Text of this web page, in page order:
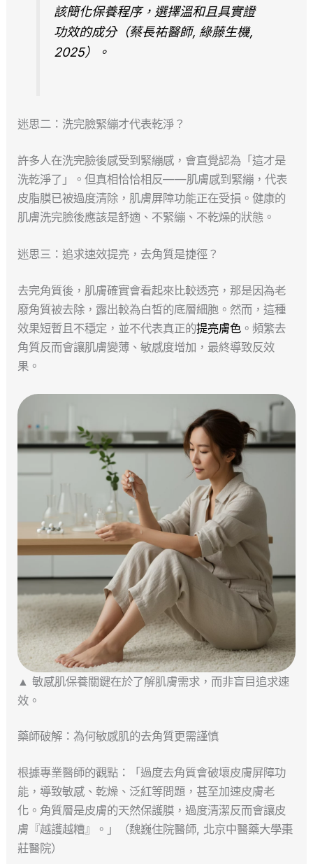
該簡化保養程序，選擇溫和且具實證
功效的成分（蔡長祐醫師, 綠藤生機,
2025）。
迷思二：洗完臉緊繃才代表乾淨？
許多人在洗完臉後感受到緊繃感，會直覺認為「這才是
洗乾淨了」。但真相恰恰相反——肌膚感到緊繃，代表
皮脂膜已被過度清除，肌膚屏障功能正在受損。健康的
肌膚洗完臉後應該是舒適、不緊繃、不乾燥的狀態。
迷思三：追求速效提亮，去角質是捷徑？
去完角質後，肌膚確實會看起來比較透亮，那是因為老
廢角質被去除，露出較為白皙的底層細胞。然而，這種
效果短暫且不穩定，並不代表真正的提亮膚色 。頻繁去
角質反而會讓肌膚變薄、敏感度增加，最終導致反效
果。
▲ 敏感肌保養關鍵在於了解肌膚需求，而非盲目追求速
效。
藥師破解：為何敏感肌的去角質更需謹慎
根據專業醫師的觀點：「過度去角質會破壞皮膚屏障功
能，導致敏感、乾燥、泛紅等問題，甚至加速皮膚老
化。角質層是皮膚的天然保護膜，過度清潔反而會讓皮
膚『越護越糟』。」（魏巍住院醫師, 北京中醫藥大學棗
莊醫院）